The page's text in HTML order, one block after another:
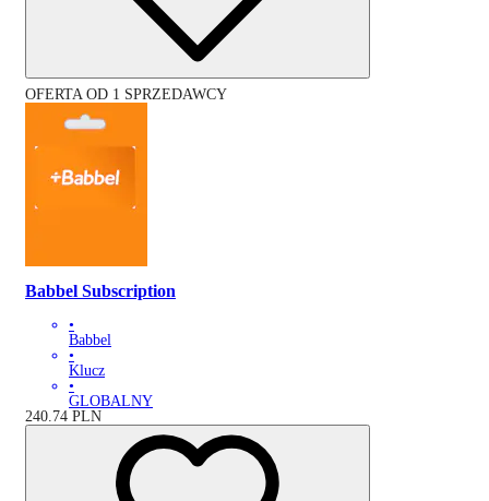
OFERTA OD 1 SPRZEDAWCY
Babbel Subscription
•
Babbel
•
Klucz
•
GLOBALNY
240.74 PLN